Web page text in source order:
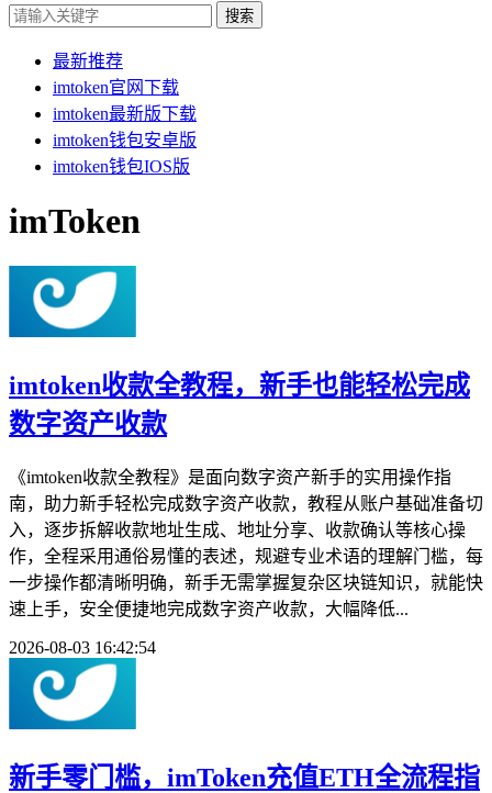
搜索
最新推荐
imtoken官网下载
imtoken最新版下载
imtoken钱包安卓版
imtoken钱包IOS版
imToken
imtoken收款全教程，新手也能轻松完成
数字资产收款
《imtoken收款全教程》是面向数字资产新手的实用操作指
南，助力新手轻松完成数字资产收款，教程从账户基础准备切
入，逐步拆解收款地址生成、地址分享、收款确认等核心操
作，全程采用通俗易懂的表述，规避专业术语的理解门槛，每
一步操作都清晰明确，新手无需掌握复杂区块链知识，就能快
速上手，安全便捷地完成数字资产收款，大幅降低...
2026-08-03 16:42:54
新手零门槛，imToken充值ETH全流程指